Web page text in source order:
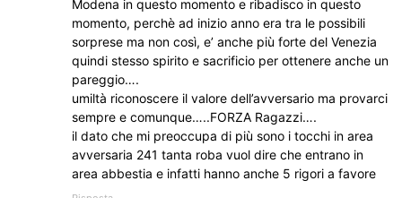
Modena in questo momento e ribadisco in questo
momento, perchè ad inizio anno era tra le possibili
sorprese ma non così, e’ anche più forte del Venezia
quindi stesso spirito e sacrificio per ottenere anche un
pareggio….
umiltà riconoscere il valore dell’avversario ma provarci
sempre e comunque…..FORZA Ragazzi….
il dato che mi preoccupa di più sono i tocchi in area
avversaria 241 tanta roba vuol dire che entrano in
area abbestia e infatti hanno anche 5 rigori a favore